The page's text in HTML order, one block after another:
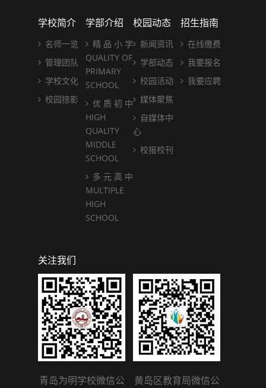
学校简介
名师一览
管理团队
学校文化
校园掠影
学部介绍
精 品 小 学
QUALITY OF
PRIMARY
SCHOOL
优 质 初 中
HIGH
QUALITY
MIDDLE
SCHOOL
多 元 高 中
MULTIPLE
HIGH
SCHOOL
校园动态
新闻资讯
学部动态
校园活动
媒体聚焦
自媒体中
心
校报校刊
招生指南
在线缴费
我要报名
我要应聘
关注我们
青岛为明学校微信公
黄岛区教育局微信公